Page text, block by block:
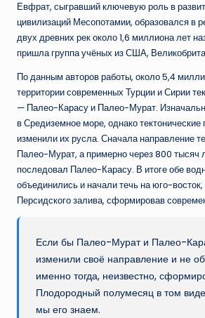
Евфрат, сыгравший ключевую роль в
цивилизаций Месопотамии, образовался в
двух древних рек около 1,6 миллиона лет
пришла группа учёных из США,
По данным авторов работы, около 5,4
территории современных Турции и Сирии
— Палео-Карасу и Палео-Мурат.
в Средиземное море, однако тектонические
изменили их русла. Сначала направление
Палео-Мурат, а примерно через 800 тысяч
последовал Палео-Карасу. В итоге обе
объединились и начали течь на юго-восток,
Персидского залива, сформировав
Если бы Палео-Мурат и Палео-
изменили своё направление и не
именно тогда, неизвестно,
Плодородный полумесяц в том
мы его знаем.